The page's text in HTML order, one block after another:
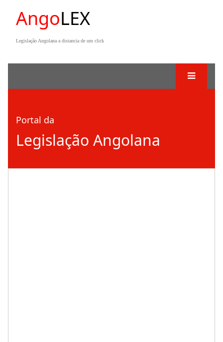
AngoLEX
Legislação Angolana a distancia de um click
Portal da
Legislação Angolana